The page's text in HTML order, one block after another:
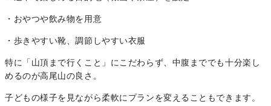
・おやつや飲み物を用意
・歩きやすい靴、調節しやすい衣服
特に「山頂まで行くこと」にこだわらず、中腹まででも十分楽し
めるのが高尾山の良さ。
子どもの様子を見ながら柔軟にプランを変えることもできます。